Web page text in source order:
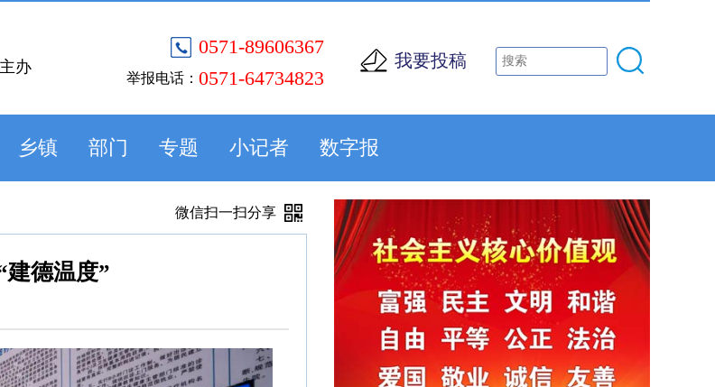
0571-89606367
举报电话： 0571-64734823
我要投稿
办
乡镇 部门 专题 小记者 数字报
微信扫一扫分享
建德温度”